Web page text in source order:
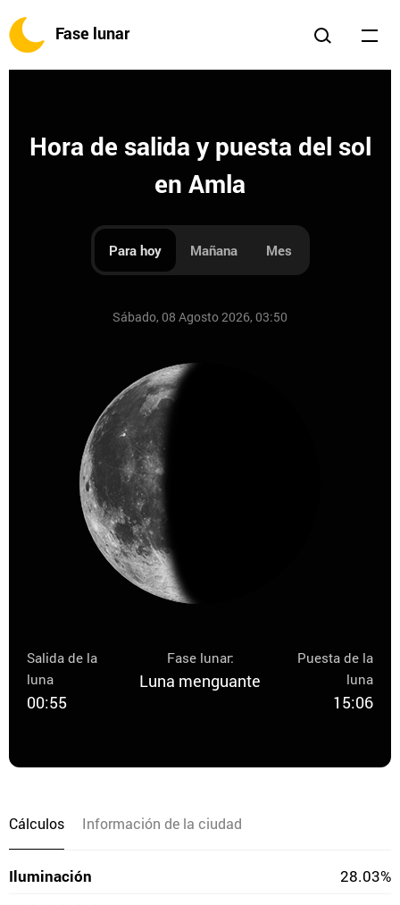
Fase lunar
Hora de salida y puesta del sol
en Amla
Para hoy Mañana Mes
Sábado, 08 Agosto 2026, 03:50
Salida de la
luna
00:55
Fase lunar:
Luna menguante
Puesta de la
luna
15:06
Cálculos Información de la ciudad
Iluminación
28.03%